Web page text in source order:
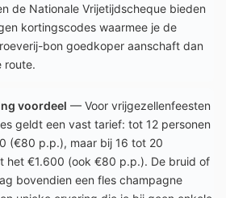
de Nationale Vrijetijdscheque bieden
kortingscodes waarmee je de
bon goedkoper aanschaft dan
route.
voordeel — Voor vrijgezellenfeesten
geldt een vast tarief: tot 12 personen
(€80 p.p.), maar bij 16 tot 20
het €1.600 (ook €80 p.p.). De bruid of
bovendien een fles champagne